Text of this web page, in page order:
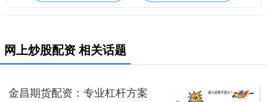
网上炒股配资 相关话题
金昌期货配资：专业杠杆方案